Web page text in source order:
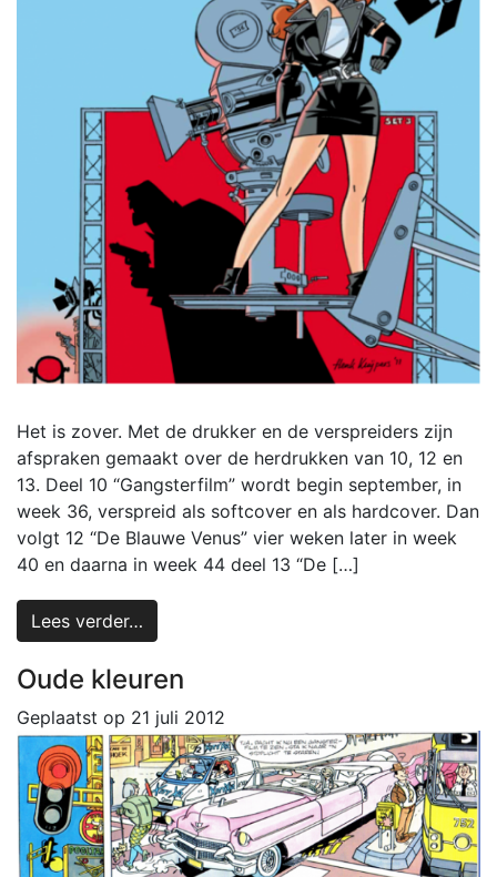
Het is zover. Met de drukker en de verspreiders zijn
afspraken gemaakt over de herdrukken van 10, 12 en
13. Deel 10 “Gangsterfilm” wordt begin september, in
week 36, verspreid als softcover en als hardcover. Dan
volgt 12 “De Blauwe Venus” vier weken later in week
40 en daarna in week 44 deel 13 “De […]
Lees verder…
Oude kleuren
Geplaatst op 21 juli 2012